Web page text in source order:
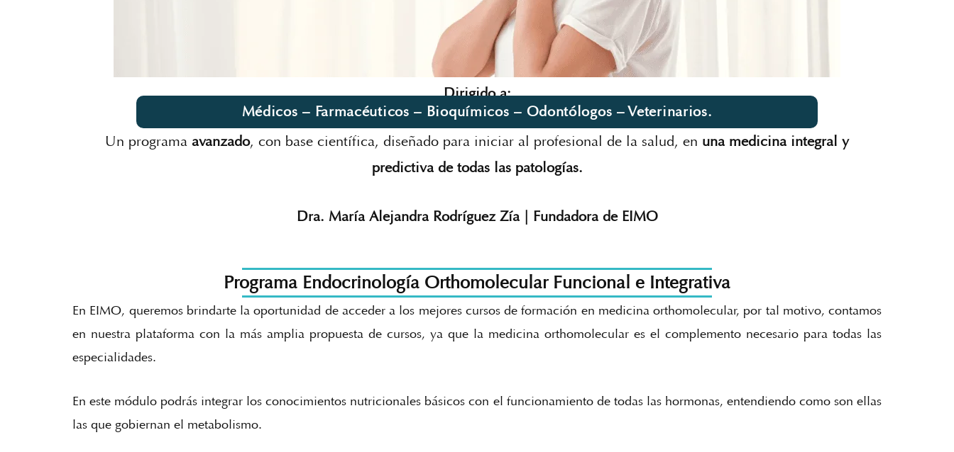
Dirigido a:
Médicos – Farmacéuticos – Bioquímicos – Odontólogos – Veterinarios.
Un programa avanzado, con base científica, diseñado para iniciar al profesional de la salud, en una medicina integral y
predictiva de todas las patologías.
Dra. María Alejandra Rodríguez Zía | Fundadora de EIMO
Programa Endocrinología Orthomolecular Funcional e Integrativa
En EIMO, queremos brindarte la oportunidad de acceder a los mejores cursos de formación en medicina orthomolecular, por tal motivo, contamos
en nuestra plataforma con la más amplia propuesta de cursos, ya que la medicina orthomolecular es el complemento necesario para todas las
especialidades.
En este módulo podrás integrar los conocimientos nutricionales básicos con el funcionamiento de todas las hormonas, entendiendo como son ellas
las que gobiernan el metabolismo.